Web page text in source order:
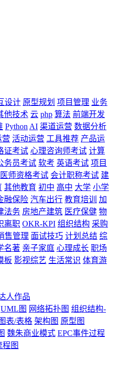
设计 原型规划 项目管理 业务
他技术 云 php 算法 前端开发
Python AI 渠道运营 数据分析
营 活动运营 工具推荐 产品运
证考试 心理咨询师考试 计算
务员考试 软考 英语考试 项目
师资格考试 会计职称考试 建
其他教育 初中 高中 大学 小学
融保险 汽车出行 教育培训
加
法务 房地产建筑 医疗保健 物
离职 OKR-KPI 组织结构 采购
售管理 面试技巧 计划总结 综
名著 亲子家庭 心理成长 职场
板 影视综艺 生活常识 体育游
人作品
UML图 网络拓扑图 组织结构-
图表/表格 架构图 原型图
魏朱商业模式 EPC事件过程
程图